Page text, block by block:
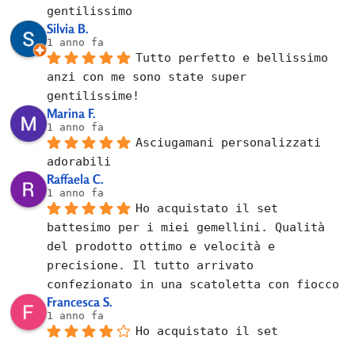
gentilissimo
Silvia B.
1 anno fa
Tutto perfetto e bellissimo
anzi con me sono state super
gentilissime!
Marina F.
1 anno fa
Asciugamani personalizzati
adorabili
Raffaela C.
1 anno fa
Ho acquistato il set
battesimo per i miei gemellini. Qualità
del prodotto ottimo e velocità e
precisione. Il tutto arrivato
confezionato in una scatoletta con fiocco
Francesca S.
1 anno fa
Ho acquistato il set